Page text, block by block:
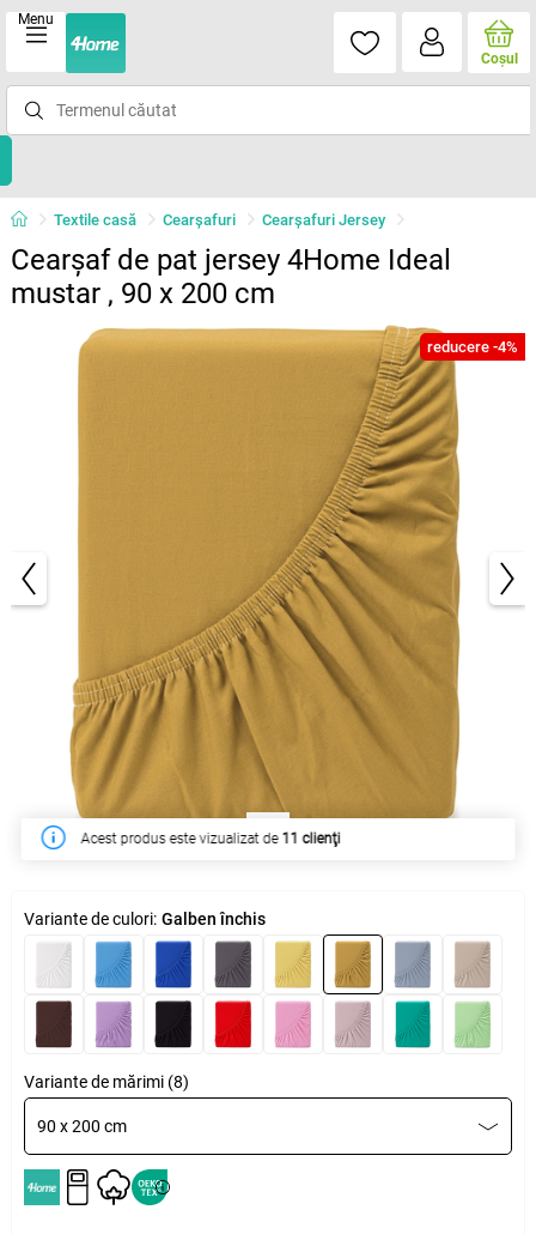
Menu
Coşul
Textile casă Cearșafuri Cearșafuri Jersey
Cearșaf de pat jersey 4Home Ideal
mustar , 90 x 200 cm
reducere -4%
În săptămâna acesta a fost cumpărat de258 clienţi
Variante de culori: Galben închis
Variante de mărimi (8)
90 x 200 cm